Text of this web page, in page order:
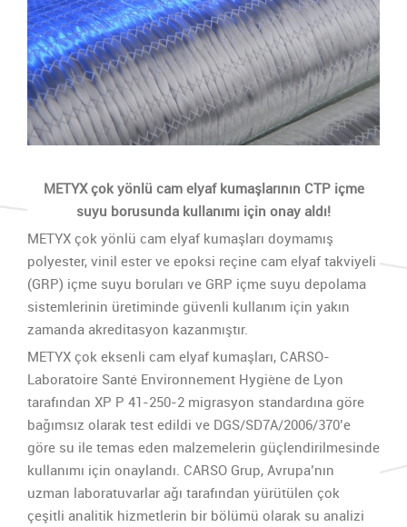
METYX çok yönlü cam elyaf kumaşlarının CTP içme
suyu borusunda kullanımı için onay aldı!
METYX çok yönlü cam elyaf kumaşları doymamış
polyester, vinil ester ve epoksi reçine cam elyaf takviyeli
(GRP) içme suyu boruları ve GRP içme suyu depolama
sistemlerinin üretiminde güvenli kullanım için yakın
zamanda akreditasyon kazanmıştır.
METYX çok eksenli cam elyaf kumaşları, CARSO-
Laboratoire Santé Environnement Hygiène de Lyon
tarafından XP P 41-250-2 migrasyon standardına göre
bağımsız olarak test edildi ve DGS/SD7A/2006/370’e
göre su ile temas eden malzemelerin güçlendirilmesinde
kullanımı için onaylandı. CARSO Grup, Avrupa’nın
uzman laboratuvarlar ağı tarafından yürütülen çok
çeşitli analitik hizmetlerin bir bölümü olarak su analizi